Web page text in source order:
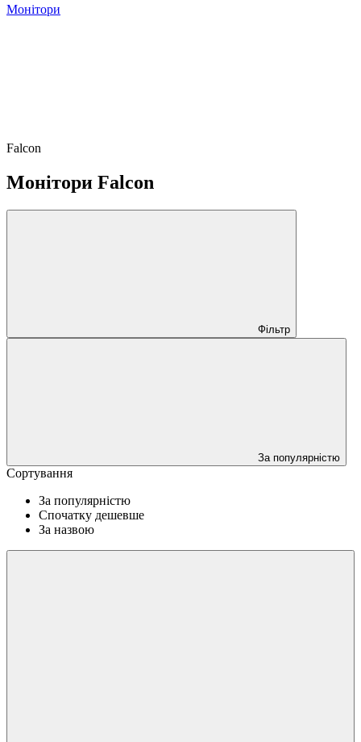
Монітори
Falcon
Монітори Falcon
Фільтр
За популярністю
Сортування
За популярністю
Спочатку дешевше
За назвою